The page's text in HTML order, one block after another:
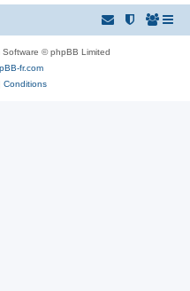
Software © phpBB Limited
fr.com
Conditions